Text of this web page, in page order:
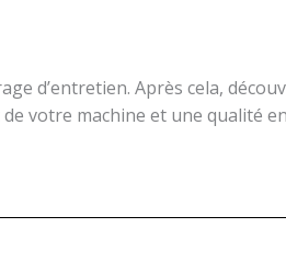
d’entretien. Après cela,
votre machine et une qualité